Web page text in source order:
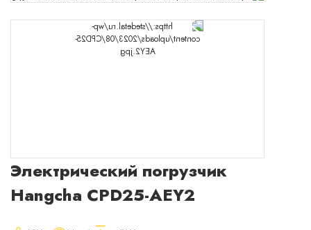
Электрический погрузчик
Hangcha CPD25-AEY2
и сделаю спецпредложение
Сейчас
онлайн